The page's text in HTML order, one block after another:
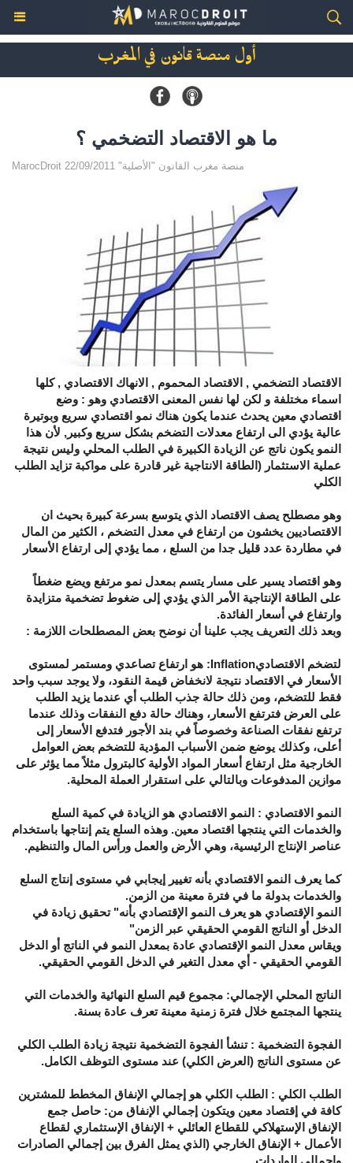
أول منصة قانون في المغرب
ما هو الاقتصاد التضخمي ؟
MarocDroit منصة مغرب القانون "الأصلية" 22/09/2011
الاقتصاد التضخمي , الاقتصاد المحموم , الانهاك الاقتصادي , كلها
اسماء مختلفة و لكن لها نفس المعنى الاقتصادي وهو : وضع
اقتصادي معين يحدث عندما يكون هناك نمو اقتصادي سريع وبوتيرة
عالية يؤدي الى ارتفاع معدلات التضخم بشكل سريع وكبير, لأن هذا
النمو يكون ناتج عن الزيادة الكبيرة في الطلب المحلي وليس نتيجة
عملية الاستثمار (الطاقة الانتاجية غير قادرة على مواكبة تزايد الطلب
الكلي
وهو مصطلح يصف الاقتصاد الذي يتوسع بسرعة كبيرة بحيث ان
الاقتصاديين يخشون من ارتفاع في معدل التضخم ، الكثير من المال
في مطاردة عدد قليل جدا من السلع ، مما يؤدي إلى ارتفاع الأسعار
وهو اقتصاد يسير على مسار يتسم بمعدل نمو مرتفع ويضع ضغطاً
على الطاقة الإنتاجية الأمر الذي يؤدي إلى ضغوط تضخمية متزايدة
وارتفاع في أسعار الفائدة.
وبعد ذلك التعريف يجب علينا أن نوضح بعض المصطلحات اللازمة :
لتضخم الاقتصاديInflation: هو ارتفاع تصاعدي ومستمر لمستوى
الأسعار في الاقتصاد نتيجة لانخفاض قيمة النقود، ولا يوجد سبب واحد
فقط للتضخم، ومن ذلك حالة جذب الطلب أي عندما يزيد الطلب
على العرض فترتفع الأسعار، وهناك حالة دفع النفقات وذلك عندما
ترتفع نفقات الصناعة وخصوصاً في بند الأجور فتدفع الأسعار إلى
أعلى، وكذلك يوضع ضمن الأسباب المؤدية للتضخم بعض العوامل
الخارجية مثل ارتفاع أسعار المواد الأولية كالبترول مثلاً مما يؤثر على
موازين المدفوعات وبالتالي على استقرار العملة المحلية.
النمو الاقتصادي : النمو الاقتصادي هو الزيادة في كمية السلع
والخدمات التي ينتجها اقتصاد معين. وهذه السلع يتم إنتاجها باستخدام
عناصر الإنتاج الرئيسية، وهي الأرض والعمل ورأس المال والتنظيم.
كما يعرف النمو الاقتصادي بأنه تغيير إيجابي في مستوى إنتاج السلع
والخدمات بدولة ما في فترة معينة من الزمن.
النمو الإقتصادي هو يعرف النمو الإقتصادي بأنه" تحقيق زيادة في
الدخل أو الناتج القومي الحقيقي عبر الزمن"
ويقاس معدل النمو الإقتصادي عادة بمعدل النمو في الناتج أو الدخل
القومي الحقيقي - أي معدل التغير في الدخل القومي الحقيقي.
الناتج المحلي الإجمالي: مجموع قيم السلع النهائية والخدمات التي
ينتجها المجتمع خلال فترة زمنية معينة تعرف عادة بسنة.
الفجوة التضخمية : تنشأ الفجوة التضخمية نتيجة زيادة الطلب الكلي
عن مستوى الناتج (العرض الكلي) عند مستوى التوظف الكامل.
الطلب الكلي : الطلب الكلي هو إجمالي الإنفاق المخطط للمشترين
كافة في إقتصاد معين ويتكون إجمالي الإنفاق من: حاصل جمع
الإنفاق الإستهلاكي للقطاع العائلي + الإنفاق الإستثماري لقطاع
الأعمال + الإنفاق الخارجي (الذي يمثل الفرق بين إجمالي الصادرات
وإجمالي الواردات